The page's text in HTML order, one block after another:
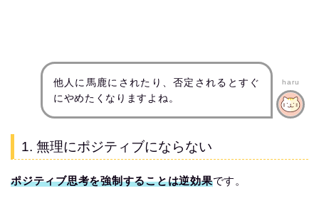
他人に馬鹿にされたり、否定されるとすぐ
にやめたくなりますよね。
haru
1. 無理にポジティブにならない
ポジティブ思考を強制することは逆効果です。